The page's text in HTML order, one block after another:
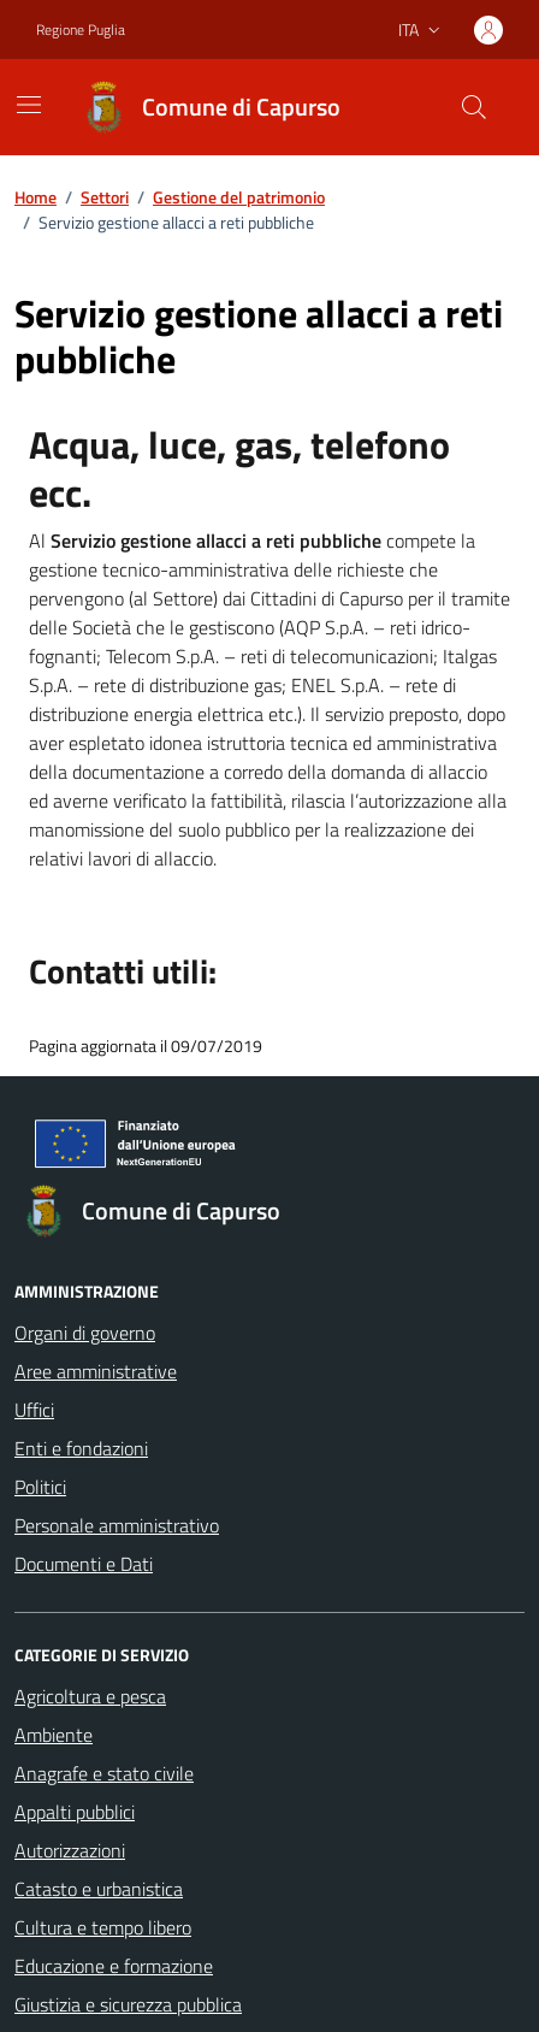
Regione Puglia Lingua attiva:
ITA
Comune di Capurso
Home / Settori / Gestione del patrimonio
/ Servizio gestione allacci a reti pubbliche
Servizio gestione allacci a reti
pubbliche
Acqua, luce, gas, telefono
ecc.
Al Servizio gestione allacci a reti pubblichecompete la
gestione tecnico-amministrativa delle richieste che
pervengono (al Settore) dai Cittadini di Capurso per il tramite
delle Società che le gestiscono (AQP S.p.A. – reti idrico-
fognanti; Telecom S.p.A. – reti di telecomunicazioni; Italgas
S.p.A. – rete di distribuzione gas; ENEL S.p.A. – rete di
distribuzione energia elettrica etc.). Il servizio preposto, dopo
aver espletato idonea istruttoria tecnica ed amministrativa
della documentazione a corredo della domanda di allaccio
ed averne verificato la fattibilità, rilascia l’autorizzazione alla
manomissione del suolo pubblico per la realizzazione dei
relativi lavori di allaccio.
Contatti utili:
Pagina aggiornata il 09/07/2019
Comune di Capurso
AMMINISTRAZIONE
Organi di governo
Aree amministrative
Uffici
Enti e fondazioni
Politici
Personale amministrativo
Documenti e Dati
CATEGORIE DI SERVIZIO
Agricoltura e pesca
Ambiente
Anagrafe e stato civile
Appalti pubblici
Autorizzazioni
Catasto e urbanistica
Cultura e tempo libero
Educazione e formazione
Giustizia e sicurezza pubblica